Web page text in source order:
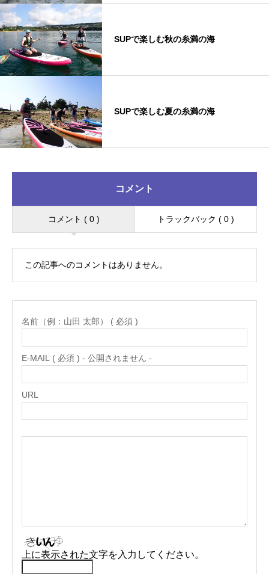
SUPで楽しむ秋の糸満の海
SUPで楽しむ夏の糸満の海
コメント
コメント ( 0 ) トラックバック ( 0 )
この記事へのコメントはありません。
名前（例：山田 太郎） ( 必須 )
E-MAIL ( 必須 ) - 公開されません -
URL
上に表示された文字を入力してください。